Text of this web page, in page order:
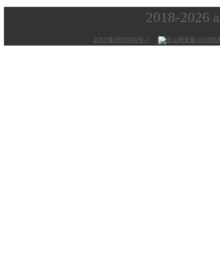
2018-2026
京ICP备09019405号-7 京公网安备